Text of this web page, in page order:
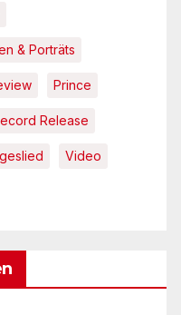
& Porträts
Prince
Release
Video